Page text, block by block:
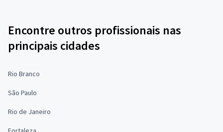
Encontre outros profissionais nas
principais cidades
Rio Branco
São Paulo
Rio de Janeiro